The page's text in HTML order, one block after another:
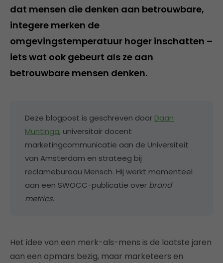
dat mensen die denken aan betrouwbare,
integere merken de
omgevingstemperatuur hoger inschatten –
iets wat ook gebeurt als ze aan
betrouwbare mensen denken.
Deze blogpost is geschreven door Daan
Muntinga, universitair docent
marketingcommunicatie aan de Universiteit
van Amsterdam en strateeg bij
reclamebureau Mensch. Hij werkt momenteel
aan een SWOCC-publicatie over brand
metrics.
Het idee van een merk-als-mens is de laatste jaren
aan een opmars bezig, maar marketeers en